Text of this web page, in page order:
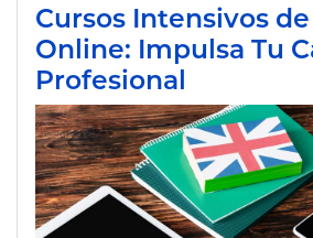
Cursos Intensivos
Online: Impulsa Tu
Profesional